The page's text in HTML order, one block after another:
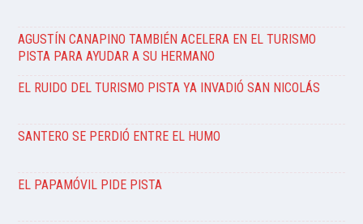
AGUSTÍN CANAPINO TAMBIÉN ACELERA EN EL TURISMO
PISTA PARA AYUDAR A SU HERMANO
EL RUIDO DEL TURISMO PISTA YA INVADIÓ SAN NICOLÁS
SANTERO SE PERDIÓ ENTRE EL HUMO
EL PAPAMÓVIL PIDE PISTA